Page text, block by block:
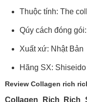
Thuộc tính: The
Qúy cách đóng
Xuất xứ: Nhật Bản
Hãng SX: Shiseido
Review Collagen rich
Collagen Rich Rich